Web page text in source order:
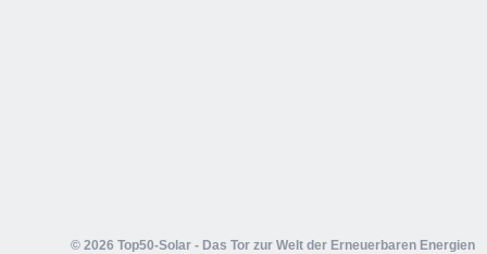
© 2026 Top50-Solar - Das Tor zur Welt der Erneuerbaren Energien